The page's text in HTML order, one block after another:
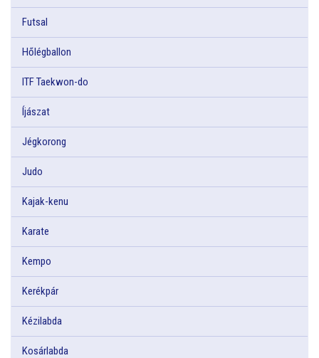
Futsal
Hőlégballon
ITF Taekwon-do
Íjászat
Jégkorong
Judo
Kajak-kenu
Karate
Kempo
Kerékpár
Kézilabda
Kosárlabda